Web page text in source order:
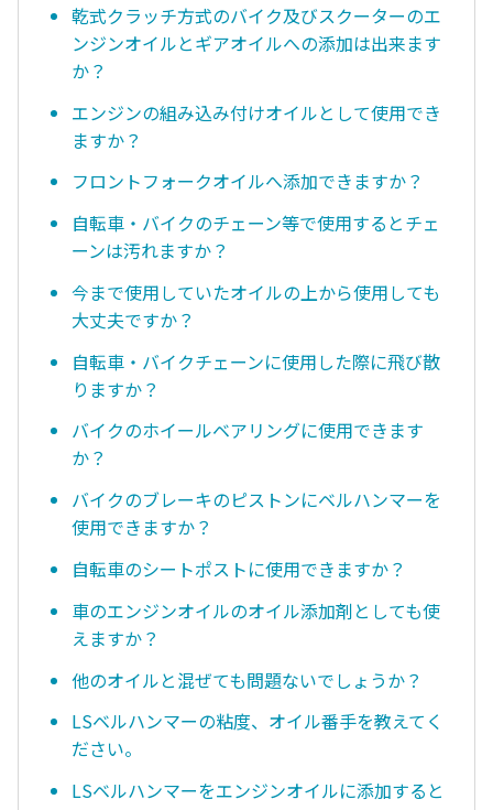
乾式クラッチ方式のバイク及びスクーターのエ
ンジンオイルとギアオイルへの添加は出来ます
か？
エンジンの組み込み付けオイルとして使用でき
ますか？
フロントフォークオイルへ添加できますか？
自転車・バイクのチェーン等で使用するとチェ
ーンは汚れますか？
今まで使用していたオイルの上から使用しても
大丈夫ですか？
自転車・バイクチェーンに使用した際に飛び散
りますか？
バイクのホイールベアリングに使用できます
か？
バイクのブレーキのピストンにベルハンマーを
使用できますか？
自転車のシートポストに使用できますか？
車のエンジンオイルのオイル添加剤としても使
えますか？
他のオイルと混ぜても問題ないでしょうか？
LSベルハンマーの粘度、オイル番手を教えてく
ださい。
LSベルハンマーをエンジンオイルに添加すると